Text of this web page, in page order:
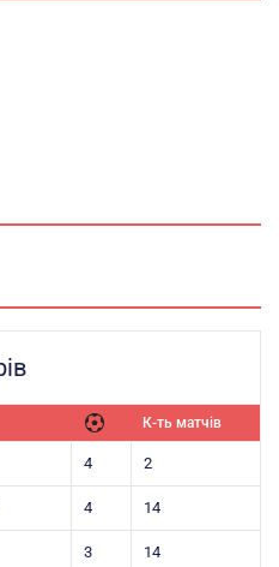
К-ть матчів
4 2
4 14
3 14